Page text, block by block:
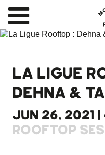
LA LIGUE
DEHNA &
JUN 26, 2021 |
ROOFTOP